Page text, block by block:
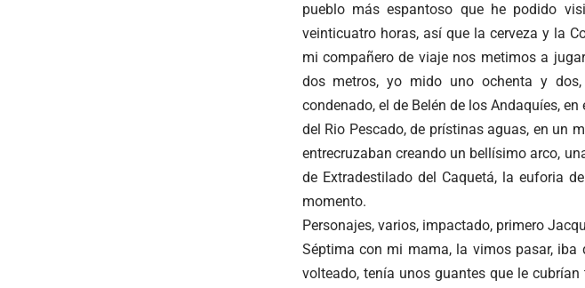
pueblo más espantoso que he podido
veinticuatro horas, así que la cerveza y la
mi compañero de viaje nos metimos a
dos metros, yo mido uno ochenta y
condenado, el de Belén de los Andaquíes,
del Rio Pescado, de prístinas aguas, en un
entrecruzaban creando un bellísimo arco,
de Extradestilado del Caquetá, la euforia
momento.
Personajes, varios, impactado, primero
Séptima con mi mama, la vimos pasar,
volteado, tenía unos guantes que le